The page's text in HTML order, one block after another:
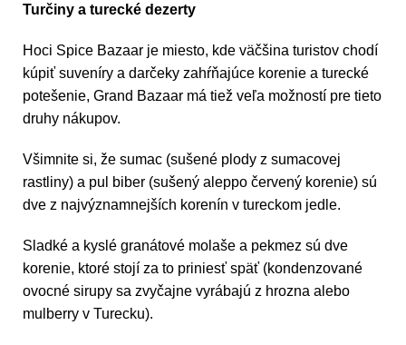
Turčiny a turecké dezerty
Hoci Spice Bazaar je miesto, kde väčšina turistov chodí
kúpiť suveníry a darčeky zahŕňajúce korenie a turecké
potešenie, Grand Bazaar má tiež veľa možností pre tieto
druhy nákupov.
Všimnite si, že sumac (sušené plody z sumacovej
rastliny) a pul biber (sušený aleppo červený korenie) sú
dve z najvýznamnejších korenín v tureckom jedle.
Sladké a kyslé granátové molaše a pekmez sú dve
korenie, ktoré stojí za to priniesť späť (kondenzované
ovocné sirupy sa zvyčajne vyrábajú z hrozna alebo
mulberry v Turecku).